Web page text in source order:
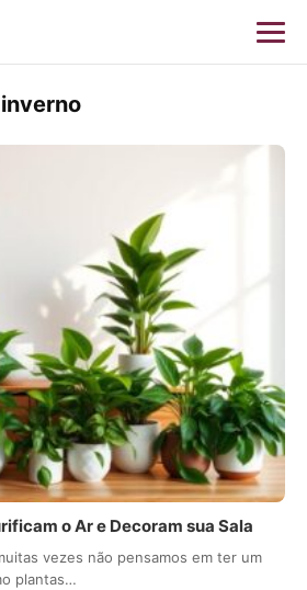
o Ar e Decoram sua Sala
vezes não pensamos em ter um
plantas…